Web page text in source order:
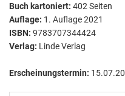
Buch kartoniert: 402 Seiten
Auflage: 1. Auflage 2021
ISBN: 9783707344424
Verlag: Linde Verlag
Erscheinungstermin: